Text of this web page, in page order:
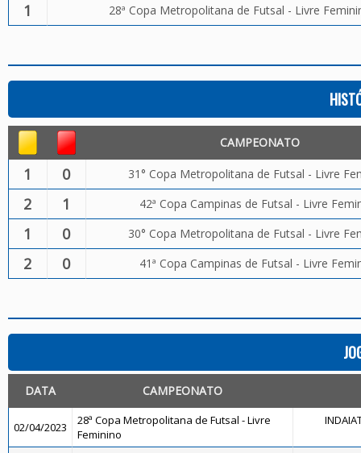
1 28ª Copa Metropolitana de Futsal - Livre
CAMPEONATO
1 0 31° Copa Metropolitana de Futsal - Livre
2 1 42ª Copa Campinas de Futsal - Livre
1 0 30° Copa Metropolitana de Futsal - Livre
2 0 41ª Copa Campinas de Futsal - Livre
DATA CAMPEONATO
02/04/2023
28ª Copa Metropolitana de Futsal - Livre
Feminino